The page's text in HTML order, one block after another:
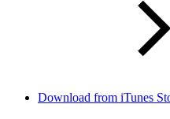
Download from iTunes